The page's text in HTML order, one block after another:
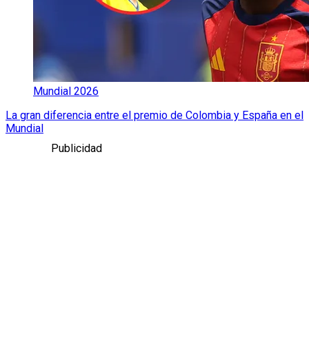
Mundial 2026
La gran diferencia entre el premio de Colombia y España en el
Mundial
Publicidad